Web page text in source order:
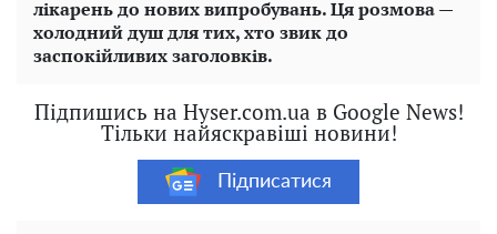
лікарень до нових випробувань. Ця розмова —
холодний душ для тих, хто звик до
заспокійливих заголовків.
Підпишись на Hyser.com.ua в Google News!
Тільки найяскравіші новини!
Підписатися